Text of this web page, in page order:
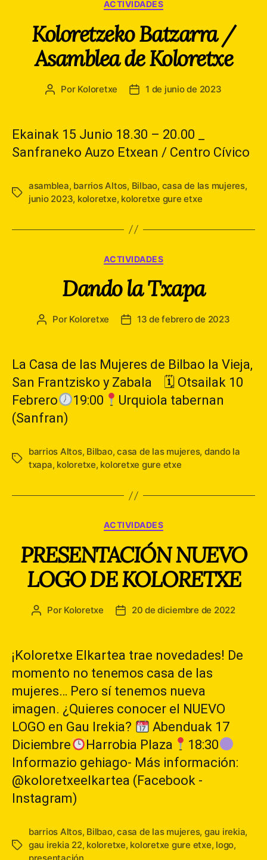
ACTIVIDADES
Koloretzeko Batzarra /
Asamblea de Koloretxe
Autor
entrada
Por Koloretxe
Fecha
entrada
1 de junio de 2023
Ekainak 15 Junio 18.30 – 20.00 _
Sanfraneko Auzo Etxean / Centro Cívico
Etiquetas
asamblea, barrios Altos, Bilbao, casa de las mujeres,
junio 2023, koloretxe, koloretxe gure etxe
Categorías
ACTIVIDADES
Dando la Txapa
Autor
entrada
Por Koloretxe
Fecha
entrada
13 de febrero de 2023
La Casa de las Mujeres de Bilbao la Vieja,
San Frantzisko y Zabala 🗓 Otsailak 10
Febrero
19:00
Urquiola tabernan
(Sanfran)
Etiquetas
barrios Altos, Bilbao,casa de las mujeres, dando la
txapa, koloretxe, koloretxe gure etxe
Categorías
ACTIVIDADES
PRESENTACIÓN NUEVO
LOGO DE KOLORETXE
Autor
entrada
Por Koloretxe
Fecha
entrada
20 de diciembre de 2022
¡Koloretxe Elkartea trae novedades! De
momento no tenemos casa de las
mujeres… Pero sí tenemos nueva
imagen. ¿Quieres conocer el NUEVO
LOGO en Gau Irekia?
Abenduak 17
Diciembre
Harrobia Plaza
18:30
Informazio gehiago- Más información:
@koloretxeelkartea (Facebook -
Instagram)
Etiquetas
barrios Altos, Bilbao,casa de las mujeres, gau irekia,
gau irekia 22, koloretxe, koloretxe gure etxe, logo,
presentación